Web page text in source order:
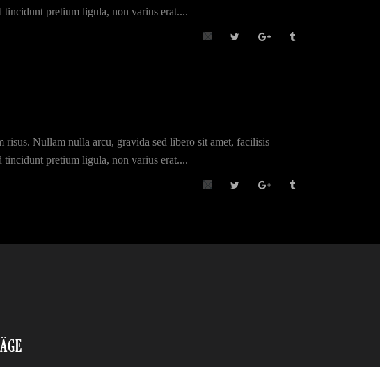
pretium ligula, non varius erat....
Nullam nulla arcu, gravida sed libero sit amet, facilisis
pretium ligula, non varius erat....